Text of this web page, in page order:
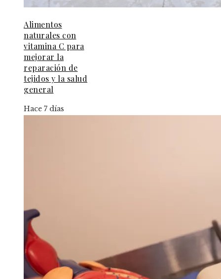
Alimentos
naturales con
vitamina C para
mejorar la
reparación de
tejidos y la salud
general
Hace 7 días